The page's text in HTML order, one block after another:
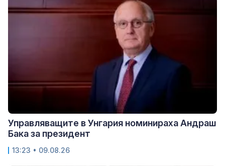
Управляващите в Унгария номинираха Андраш
Бака за президент
13:23 • 09.08.26